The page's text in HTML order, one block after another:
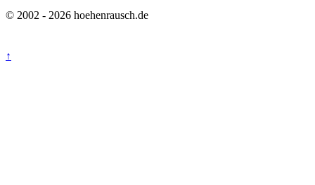
© 2002 - 2026 hoehenrausch.de
↑